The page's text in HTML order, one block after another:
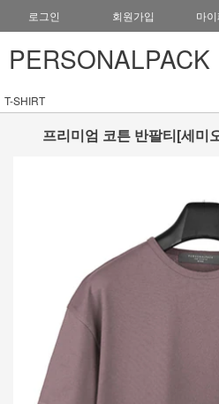
로그인 회원가입 마
PERSONALPACK
T-SHIRT
프리미엄 코튼 반팔티[세미